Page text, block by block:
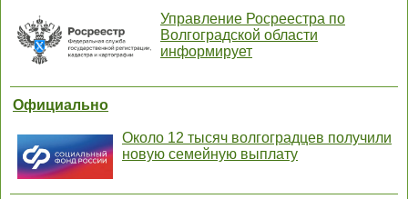
Управление Росреестра по
Волгоградской области
информирует
Официально
Около 12 тысяч волгоградцев получили
новую семейную выплату